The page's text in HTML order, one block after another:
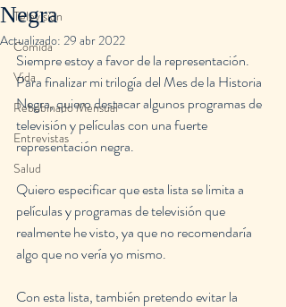
Televisión
Comida
Vida
Rebobinado Mensual
Entrevistas
Salud
Negra
Actualizado: 29 abr 2022
Siempre estoy a favor de la representación.
Para finalizar mi trilogía del Mes de la Historia
Negra, quiero destacar algunos programas de
televisión y películas con una fuerte
representación negra.
Quiero especificar que esta lista se limita a
películas y programas de televisión que
realmente he visto, ya que no recomendaría
algo que no vería yo mismo.
Con esta lista, también pretendo evitar la